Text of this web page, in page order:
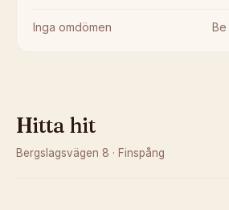
Inga omdömen
Hitta hit
Bergslagsvägen 8 · Finspång